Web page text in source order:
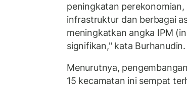
peningkatan
infrastruktur dan berbagai
meningkatkan angka IPM
signifikan," kata Burhanudin.
Menurutnya,
15 kecamatan ini sempat